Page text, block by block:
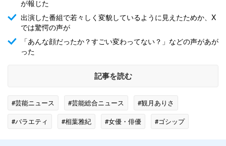
が報じた
出演した番組で若々しく変貌しているように見えたためか、X
では驚愕の声が
「あんな顔だったか？すごい変わってない？」などの声があが
った
記事を読む
#芸能ニュース #芸能総合ニュース
#観月ありさ
#バラエティ
#相葉雅紀 #女優・俳優 #ゴシップ